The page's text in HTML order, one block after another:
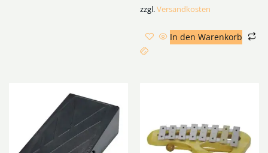
zzgl.Versandkosten
In den Warenkorb